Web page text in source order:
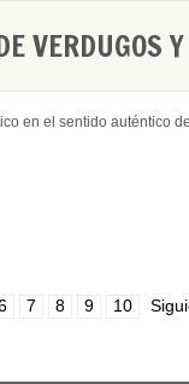
VERDUGOS
en el sentido auténtico del
7 8 9 10